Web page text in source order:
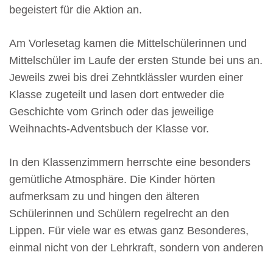
begeistert für die Aktion an.
Am Vorlesetag kamen die Mittelschülerinnen und
Mittelschüler im Laufe der ersten Stunde bei uns an.
Jeweils zwei bis drei Zehntklässler wurden einer
Klasse zugeteilt und lasen dort entweder die
Geschichte vom Grinch oder das jeweilige
Weihnachts-Adventsbuch der Klasse vor.
In den Klassenzimmern herrschte eine besonders
gemütliche Atmosphäre. Die Kinder hörten
aufmerksam zu und hingen den älteren
Schülerinnen und Schülern regelrecht an den
Lippen. Für viele war es etwas ganz Besonderes,
einmal nicht von der Lehrkraft, sondern von anderen